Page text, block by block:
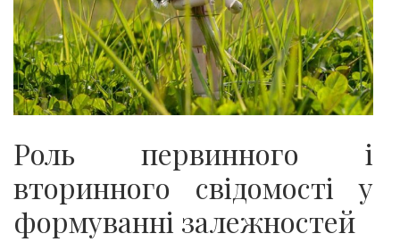
Роль первинного і
вторинного свідомості у
формуванні залежностей